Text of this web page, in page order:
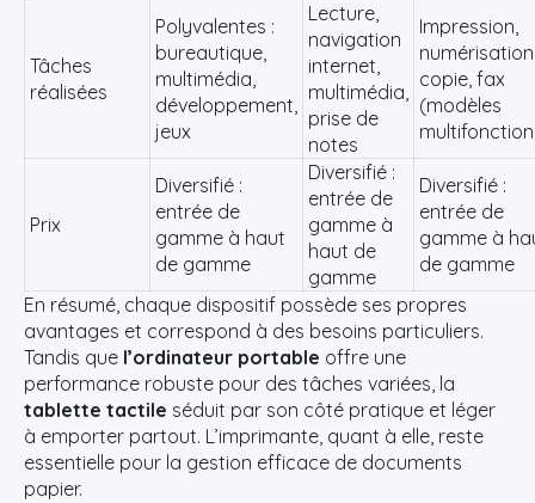
Tâches
réalisées
Polyvalentes :
bureautique,
multimédia,
développement,
jeux
Lecture,
navigation
internet,
multimédia,
prise de
notes
Impression,
copie, fax
(modèles
Prix
Diversifié :
entrée de
gamme à haut
de gamme
Diversifié :
entrée de
gamme à
haut de
gamme
Diversifié :
entrée de
gamme à
de gamme
En résumé, chaque dispositif possède ses propres
avantages et correspond à des besoins particuliers.
Tandis que l’ordinateur portable offre une
performance robuste pour des tâches variées, la
tablette tactile séduit par son côté pratique et léger
à emporter partout. L’imprimante, quant à elle, reste
essentielle pour la gestion efficace de documents
papier.
×
Rechercher